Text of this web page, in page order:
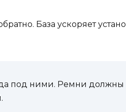
База ускоряет
под ними. Ремни должны